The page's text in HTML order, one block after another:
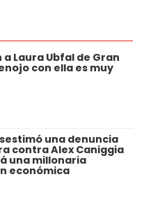
Laura Ubfal de Gran
con ella es muy
una denuncia
contra Alex Caniggia
una millonaria
económica